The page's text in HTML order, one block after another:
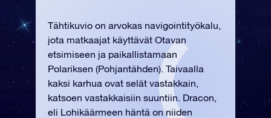
Tähtikuvio on arvokas navigointityökalu,
jota matkaajat käyttävät Otavan
etsimiseen ja paikallistamaan
Polariksen (Pohjantähden). Taivaalla
kaksi karhua ovat selät vastakkain,
katsoen vastakkaisiin suuntiin. Dracon,
eli Lohikäärmeen häntä on niiden